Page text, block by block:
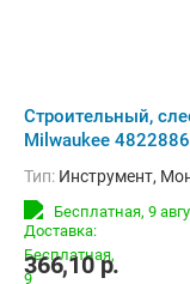
Строительный,
Milwaukee
Тип: Инструмент,
Бесплатная, 9
366,10р.